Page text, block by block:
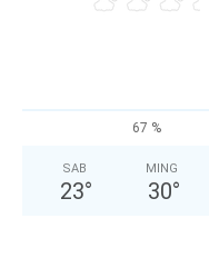
67 %
SAB
23°
MING
30°